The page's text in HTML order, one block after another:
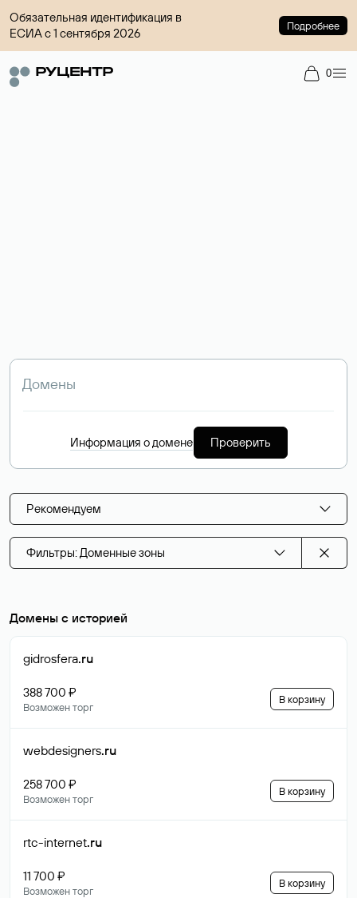
Обязательная идентификация в
ЕСИА с 1 сентября 2026
Подробнее
0
Информация о домене Проверить
Рекомендуем
Фильтры: Доменные зоны
Домены с историей
gidrosfera.ru
388 700 ₽
Возможен торг
В корзину
webdesigners.ru
258 700 ₽
Возможен торг
В корзину
rtc-internet.ru
11 700 ₽
Возможен торг
В корзину